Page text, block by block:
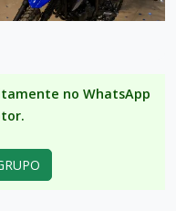
no WhatsApp